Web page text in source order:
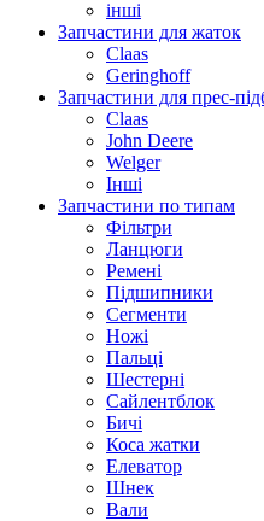
інші
Запчастини для жаток
Claas
Geringhoff
Запчастини для прес-
Claas
John Deere
Welger
Інші
Запчастини по типам
Фільтри
Ланцюги
Ремені
Підшипники
Сегменти
Ножі
Пальці
Шестерні
Сайлентблок
Бичі
Коса жатки
Елеватор
Шнек
Вали